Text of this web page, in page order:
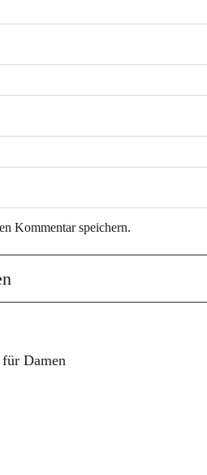
Kommentar speichern.
Damen